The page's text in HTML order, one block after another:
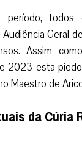
todos
Geral
Assim
2023 esta
Maestro de
da Cúria